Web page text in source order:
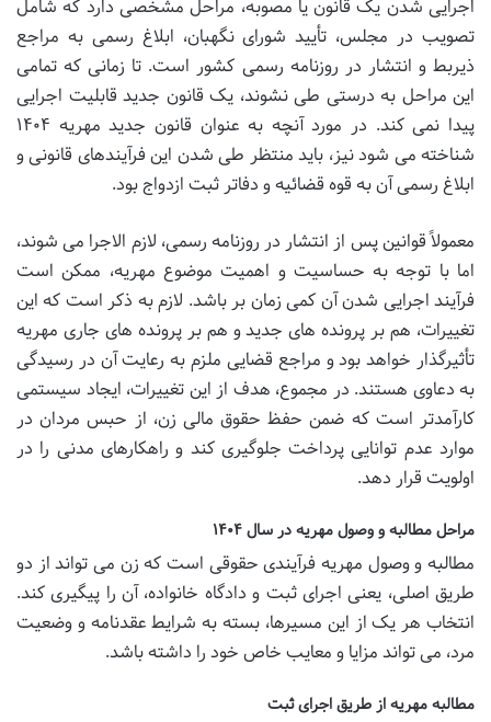
اجرایی شدن یک قانون یا مصوبه، مراحل مشخصی دارد که شامل
تصویب در مجلس، تأیید شورای نگهبان، ابلاغ رسمی به مراجع
ذیربط و انتشار در روزنامه رسمی کشور است. تا زمانی که تمامی
این مراحل به درستی طی نشوند، یک قانون جدید قابلیت اجرایی
پیدا نمی کند. در مورد آنچه به عنوان قانون جدید مهریه ۱۴۰۴
شناخته می شود نیز، باید منتظر طی شدن این فرآیندهای قانونی و
ابلاغ رسمی آن به قوه قضائیه و دفاتر ثبت ازدواج بود.
معمولاً قوانین پس از انتشار در روزنامه رسمی، لازم الاجرا می شوند،
اما با توجه به حساسیت و اهمیت موضوع مهریه، ممکن است
فرآیند اجرایی شدن آن کمی زمان بر باشد. لازم به ذکر است که این
تغییرات، هم بر پرونده های جدید و هم بر پرونده های جاری مهریه
تأثیرگذار خواهد بود و مراجع قضایی ملزم به رعایت آن در رسیدگی
به دعاوی هستند. در مجموع، هدف از این تغییرات، ایجاد سیستمی
کارآمدتر است که ضمن حفظ حقوق مالی زن، از حبس مردان در
موارد عدم توانایی پرداخت جلوگیری کند و راهکارهای مدنی را در
اولویت قرار دهد.
مراحل مطالبه و وصول مهریه در سال ۱۴۰۴
مطالبه و وصول مهریه فرآیندی حقوقی است که زن می تواند از دو
طریق اصلی، یعنی اجرای ثبت و دادگاه خانواده، آن را پیگیری کند.
انتخاب هر یک از این مسیرها، بسته به شرایط عقدنامه و وضعیت
مرد، می تواند مزایا و معایب خاص خود را داشته باشد.
مطالبه مهریه از طریق اجرای ثبت